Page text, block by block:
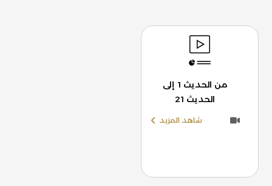
من الحديث 1 إلى
الحديث 21
شاهد المزيد